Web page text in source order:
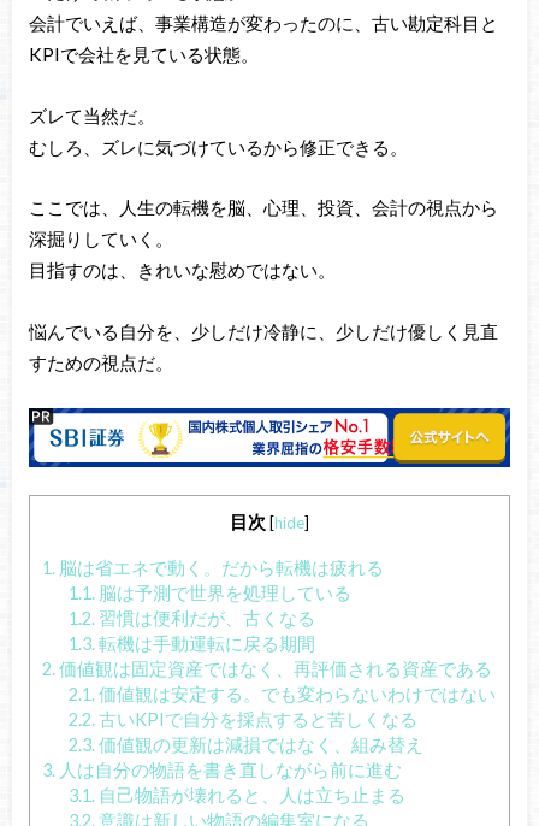
会計でいえば、事業構造が変わったのに、古い勘定科目と
KPIで会社を見ている状態。
ズレて当然だ。
むしろ、ズレに気づけているから修正できる。
ここでは、人生の転機を脳、心理、投資、会計の視点から
深掘りしていく。
目指すのは、きれいな慰めではない。
悩んでいる自分を、少しだけ冷静に、少しだけ優しく見直
すための視点だ。
目次 [hide]
1.脳は省エネで動く。だから転機は疲れる
1.1.脳は予測で世界を処理している
1.2.習慣は便利だが、古くなる
1.3.転機は手動運転に戻る期間
2.価値観は固定資産ではなく、再評価される資産である
2.1.価値観は安定する。でも変わらないわけではない
2.2.古いKPIで自分を採点すると苦しくなる
2.3.価値観の更新は減損ではなく、組み替え
3.人は自分の物語を書き直しながら前に進む
3.1.自己物語が壊れると、人は立ち止まる
3.2.意識は新しい物語の編集室になる